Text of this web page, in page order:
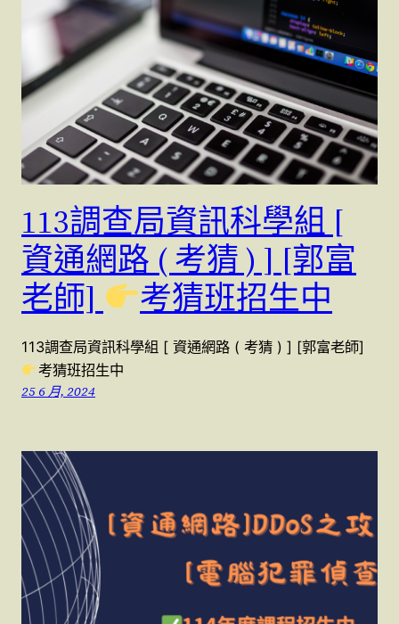
113調查局資訊科學組 [
資通網路 ( 考猜 ) ] [郭富
老師]
考猜班招生中
113調查局資訊科學組 [ 資通網路 ( 考猜 ) ] [郭富老師]
考猜班招生中
25 6 月, 2024